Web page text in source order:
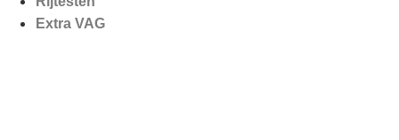
Extra VAG